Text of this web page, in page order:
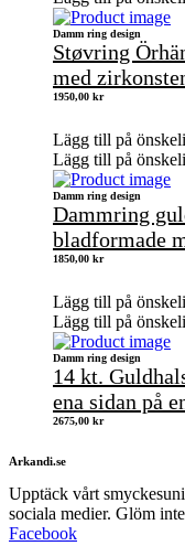
Damm ring design
Støvring
med
1950,00 kr
Lägg till på
Lägg till på
Damm ring design
Dammring
bladformade
1850,00 kr
Lägg till på
Lägg till på
Damm ring design
14 kt.
ena sidan på
2675,00 kr
Arkandi.se
Upptäck vårt
sociala medier. Glöm
Facebook